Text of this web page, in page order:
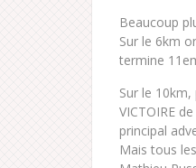
Beaucoup
Sur le 6km
termine
Sur le
VICTOIRE
principal
Mais tous